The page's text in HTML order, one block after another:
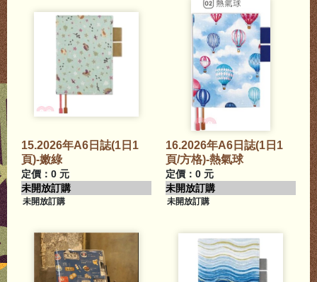
15.2026年A6日誌(1日1
頁)-嫩綠
定價：0 元
未開放訂購
未開放訂購
16.2026年A6日誌(1日1
頁/方格)-熱氣球
定價：0 元
未開放訂購
未開放訂購